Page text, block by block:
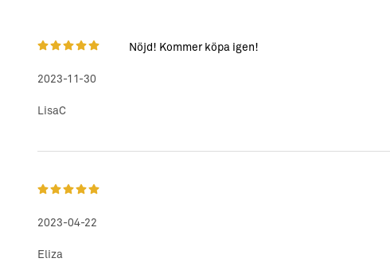
2023-11-30
LisaC
Nöjd! Kommer köpa igen!
2023-04-22
Eliza